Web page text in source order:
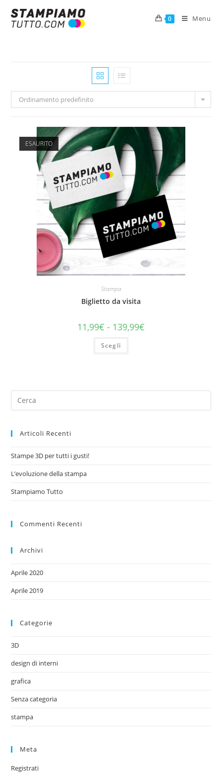
0 Menu
Ordinamento predefinito
ESAURITO
Stampa
Biglietto da visita
11,99€ - 139,99€
Scegli
Articoli Recenti
Stampe 3D per tutti i gusti!
L’evoluzione della stampa
Stampiamo Tutto
Commenti Recenti
Archivi
Aprile 2020
Aprile 2019
Categorie
3D
design di interni
grafica
Senza categoria
stampa
Meta
Registrati